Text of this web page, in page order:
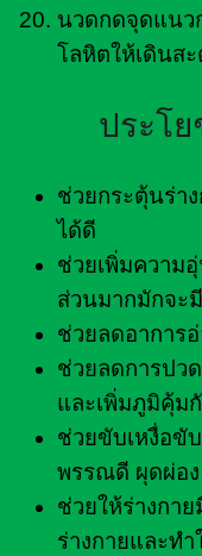
นวดกดจุดแนว
โลหิตให้เดินส
ประโ
ช่วยกระตุ้นร่า
ได้ดี
ช่วยเพิ่มความ
ส่วนมากมักจะ
ช่วยลดอาการ
ช่วยลดการปว
และเพิ่มภูมิคุ้ม
ช่วยขับเหงื่อขั
พรรณดี ผุดผ่อง
ช่วยให้ร่างกา
ร่างกายและท